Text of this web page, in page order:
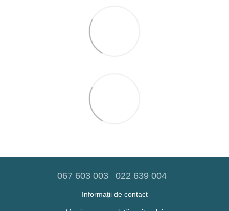
067 603 003 022 639 004
Informații de contact